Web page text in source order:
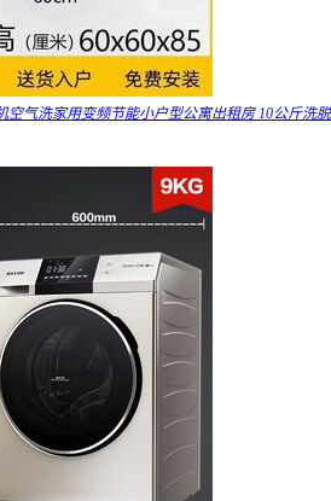
空气洗家用变频节能小户型公寓出租房 10公斤洗脱